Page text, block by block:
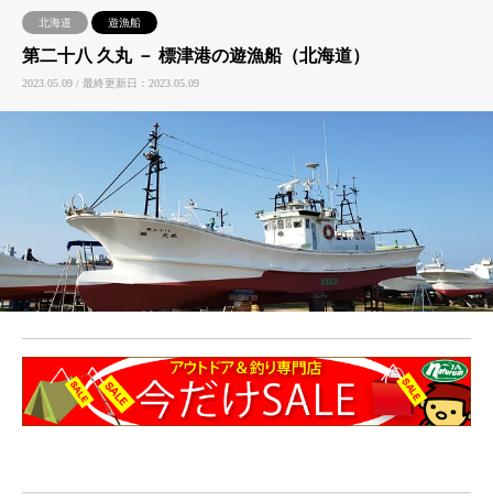
北海道 遊漁船
第二十八 久丸 － 標津港の遊漁船（北海道）
2023.05.09 / 最終更新日：2023.05.09